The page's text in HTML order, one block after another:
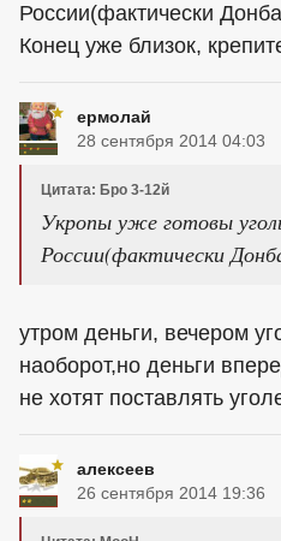
России(фактически
Конец уже близок,
ермолай
28 сентября 2014 04:03
Цитата: Бро 3-12й
Укропы уже готовы
России(фактически
утром деньги, вечером
наоборот,но деньги
не хотят поставлять
алексеев
26 сентября 2014 19:36